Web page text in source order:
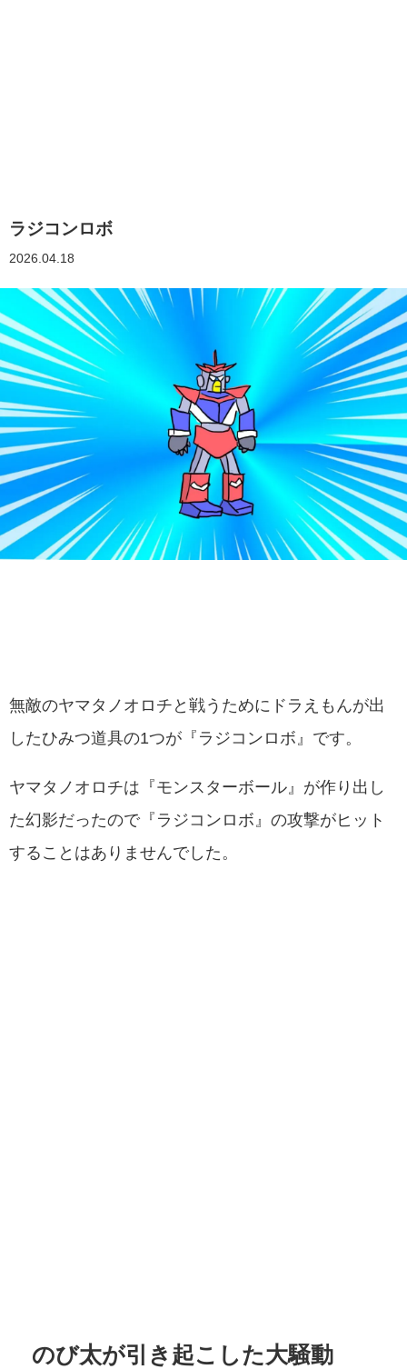
ラジコンロボ
2026.04.18
無敵のヤマタノオロチと戦うためにドラえもんが出
したひみつ道具の1つが『ラジコンロボ』です。
ヤマタノオロチは『モンスターボール』が作り出し
た幻影だったので『ラジコンロボ』の攻撃がヒット
することはありませんでした。
のび太が引き起こした大騒動